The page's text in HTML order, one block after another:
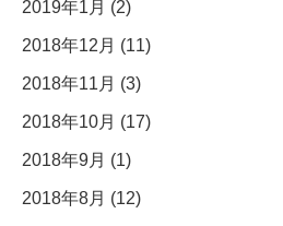
2019年1月 (2)
2018年12月 (11)
2018年11月 (3)
2018年10月 (17)
2018年9月 (1)
2018年8月 (12)